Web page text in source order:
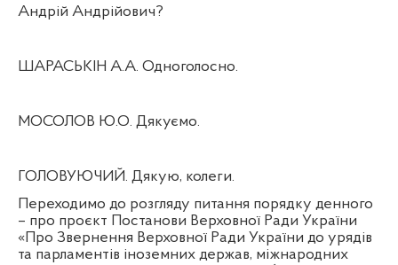
Андрій Андрійович?
ШАРАСЬКІН А.А. Одноголосно.
МОСОЛОВ Ю.О. Дякуємо.
ГОЛОВУЮЧИЙ. Дякую, колеги.
Переходимо до розгляду питання порядку денного
– про проєкт Постанови Верховної Ради України
«Про Звернення Верховної Ради України до урядів
та парламентів іноземних держав, міжнародних